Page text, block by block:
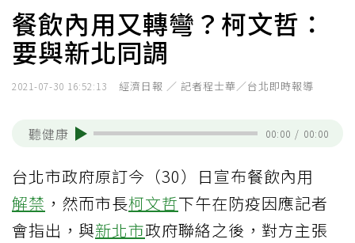
餐飲內用又轉彎？柯文哲：
要與新北同調
2021-07-30 16:52:13 經濟日報 ／ 記者程士華／台北即時報導
聽健康 00:00 / 00:00
台北市政府原訂今（30）日宣布餐飲內用
解禁 ，然而市長柯文哲下午在防疫因應記者
會指出，與新北市政府聯絡之後，對方主張